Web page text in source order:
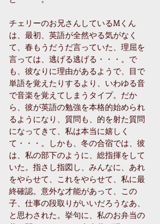
チェリーのお兄さんしているMくん
は、最初、英語が全然やる気がなく
て、春もうだうだ言っていた、理屈を
言っては、逃げる逃げる・・・。で
も、彼なりに理由があるようで、目で
単語を覚えたりするより、いわゆる音
で音楽を覚えてしまうタイプ。だか
ら、彼が英語の勉強を本格的始められ
るようになり、質問も、的を射た質問
になってきて、私は本当に嬉しく
て・・・。しかも、冬の合宿では、彼
は、私の部下のように、総指揮をして
いた。指さし指図し、みんなに、あれ
をやらせて、これをやらせて、私に最
終確認。意外な才能があって、この
子、仕事の段取りがいいだろうなあ、
と思わされた。挙句に、私のお弁当の